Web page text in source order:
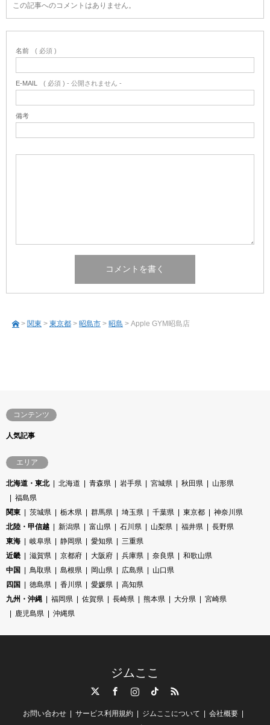
この記事へのコメントはありません。
名前 ( 必須 )
E-MAIL ( 必須 ) - 公開されません -
備考
> 関東 > 東京都 > 昭島市 > 昭島 > Apple GYM昭島店
コンテンツ
人気記事
エリア
北海道・東北 北海道 青森県 岩手県 宮城県 秋田県
山形県
福島県
関東
茨城県 栃木県 群馬県 埼玉県 千葉県 東京都
神奈川県
北陸・甲信越
新潟県 富山県 石川県 山梨県 福井県
長野県
東海
岐阜県 静岡県 愛知県
三重県
近畿
滋賀県 京都府 大阪府 兵庫県 奈良県
和歌山県
中国
鳥取県 島根県 岡山県 広島県
山口県
四国
徳島県 香川県 愛媛県
高知県
九州・沖縄
福岡県 佐賀県 長崎県 熊本県 大分県
宮崎県
鹿児島県
沖縄県
ジムここ
TikTok RSS
お問い合わせ サービス利用規約 ジムここについて
会社概要